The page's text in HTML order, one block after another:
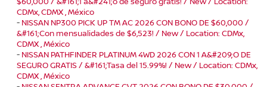
CDMx, CDMX , México
- NISSAN NP300 PICK UP TM AC 2026 CON BONO DE $60,000 /
&#161;Con mensualidades de $6,523! / New / Location: CDMx,
CDMX , México
- NISSAN PATHFINDER PLATINUM 4WD 2026 CON 1 A&#209;O DE
SEGURO GRATIS / &#161;Tasa del 15.99%! / New / Location: CDMx,
CDMX , México